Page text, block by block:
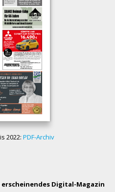
2022: PDF-Archiv
Digital-Magazin